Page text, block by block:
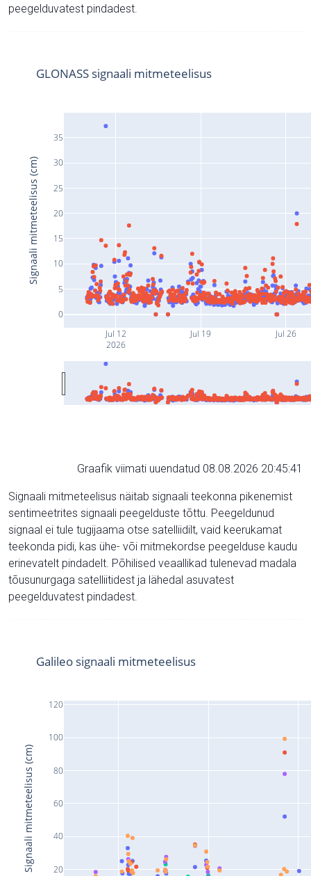
peegelduvatest pindadest.
Jul 12
2026
Jul 19 Jul 26
0
5
10
15
20
25
30
35
GLONASS signaali mitmeteelisus
Signaali mitmeteelisus (cm)
Graafik viimati uuendatud 08.08.2026 20:45:41
Signaali mitmeteelisus näitab signaali teekonna pikenemist
sentimeetrites signaali peegelduste tõttu. Peegeldunud
signaal ei tule tugijaama otse satelliidilt, vaid keerukamat
teekonda pidi, kas ühe- või mitmekordse peegelduse kaudu
erinevatelt pindadelt. Põhilised veaallikad tulenevad madala
tõusunurgaga satelliitidest ja lähedal asuvatest
peegelduvatest pindadest.
20
40
60
80
100
120
Galileo signaali mitmeteelisus
Signaali mitmeteelisus (cm)